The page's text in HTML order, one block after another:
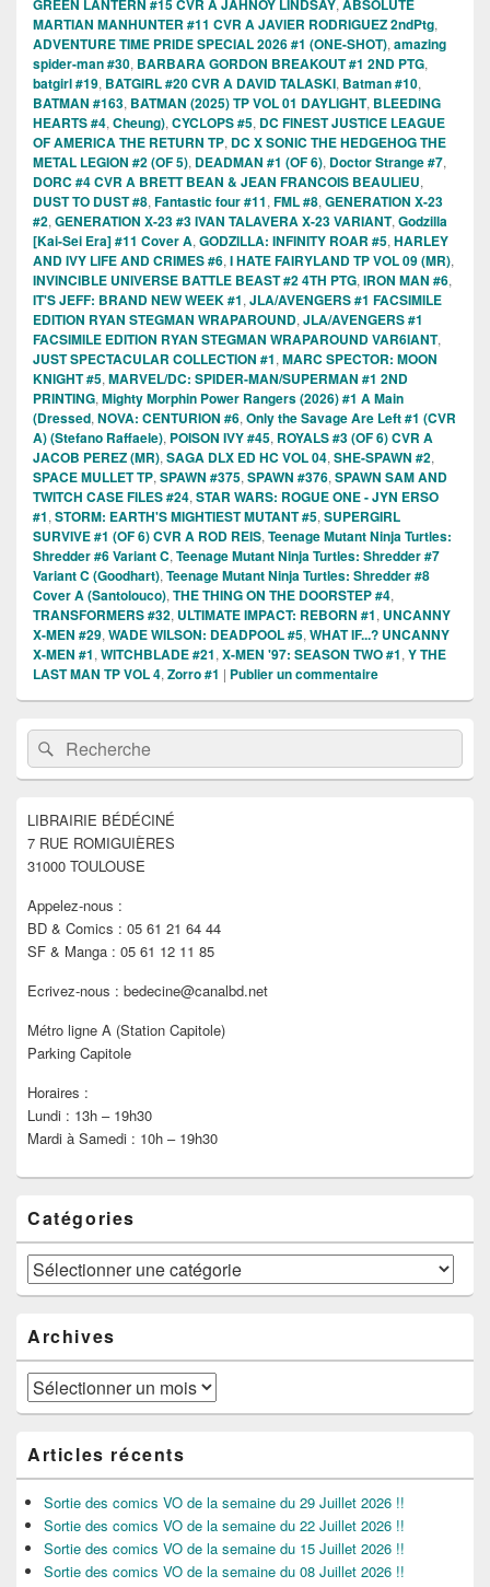
GREEN LANTERN #15 CVR A JAHNOY LINDSAY, ABSOLUTE
MARTIAN MANHUNTER #11 CVR A JAVIER RODRIGUEZ 2ndPtg,
ADVENTURE TIME PRIDE SPECIAL 2026 #1 (ONE-SHOT), amazing
spider-man #30, BARBARA GORDON BREAKOUT #1 2ND PTG,
batgirl #19, BATGIRL #20 CVR A DAVID TALASKI, Batman #10,
BATMAN #163, BATMAN (2025) TP VOL 01 DAYLIGHT, BLEEDING
HEARTS #4, Cheung), CYCLOPS #5, DC FINEST JUSTICE LEAGUE
OF AMERICA THE RETURN TP, DC X SONIC THE HEDGEHOG THE
METAL LEGION #2 (OF 5), DEADMAN #1 (OF 6), Doctor Strange #7,
DORC #4 CVR A BRETT BEAN & JEAN FRANCOIS BEAULIEU,
DUST TO DUST #8, Fantastic four #11, FML #8, GENERATION X-23
#2, GENERATION X-23 #3 IVAN TALAVERA X-23 VARIANT, Godzilla
[Kai-Sei Era] #11 Cover A, GODZILLA: INFINITY ROAR #5, HARLEY
AND IVY LIFE AND CRIMES #6, I HATE FAIRYLAND TP VOL 09 (MR),
INVINCIBLE UNIVERSE BATTLE BEAST #2 4TH PTG, IRON MAN #6,
IT'S JEFF: BRAND NEW WEEK #1, JLA/AVENGERS #1 FACSIMILE
EDITION RYAN STEGMAN WRAPAROUND, JLA/AVENGERS #1
FACSIMILE EDITION RYAN STEGMAN WRAPAROUND VAR6IANT,
JUST SPECTACULAR COLLECTION #1, MARC SPECTOR: MOON
KNIGHT #5, MARVEL/DC: SPIDER-MAN/SUPERMAN #1 2ND
PRINTING, Mighty Morphin Power Rangers (2026) #1 A Main
(Dressed, NOVA: CENTURION #6, Only the Savage Are Left #1 (CVR
A) (Stefano Raffaele), POISON IVY #45, ROYALS #3 (OF 6) CVR A
JACOB PEREZ (MR), SAGA DLX ED HC VOL 04, SHE-SPAWN #2,
SPACE MULLET TP, SPAWN #375, SPAWN #376, SPAWN SAM AND
TWITCH CASE FILES #24, STAR WARS: ROGUE ONE - JYN ERSO
#1, STORM: EARTH'S MIGHTIEST MUTANT #5, SUPERGIRL
SURVIVE #1 (OF 6) CVR A ROD REIS, Teenage Mutant Ninja Turtles:
Shredder #6 Variant C, Teenage Mutant Ninja Turtles: Shredder #7
Variant C (Goodhart), Teenage Mutant Ninja Turtles: Shredder #8
Cover A (Santolouco), THE THING ON THE DOORSTEP #4,
TRANSFORMERS #32, ULTIMATE IMPACT: REBORN #1, UNCANNY
X-MEN #29, WADE WILSON: DEADPOOL #5, WHAT IF...? UNCANNY
X-MEN #1, WITCHBLADE #21, X-MEN '97: SEASON TWO #1, Y THE
LAST MAN TP VOL 4, Zorro #1 | Publier un commentaire
Zone
principale
de
widget
barre
latérale
Recherche :Rechercher
LIBRAIRIE BÉDÉCINÉ
7 RUE ROMIGUIÈRES
31000 TOULOUSE
Appelez-nous :
BD & Comics : 05 61 21 64 44
SF & Manga : 05 61 12 11 85
Ecrivez-nous : bedecine@canalbd.net
Métro ligne A (Station Capitole)
Parking Capitole
Horaires :
Lundi : 13h – 19h30
Mardi à Samedi : 10h – 19h30
Catégories
Catégories
Archives
Archives
Articles récents
Sortie des comics VO de la semaine du 29 Juillet 2026 !!
Sortie des comics VO de la semaine du 22 Juillet 2026 !!
Sortie des comics VO de la semaine du 15 Juillet 2026 !!
Sortie des comics VO de la semaine du 08 Juillet 2026 !!